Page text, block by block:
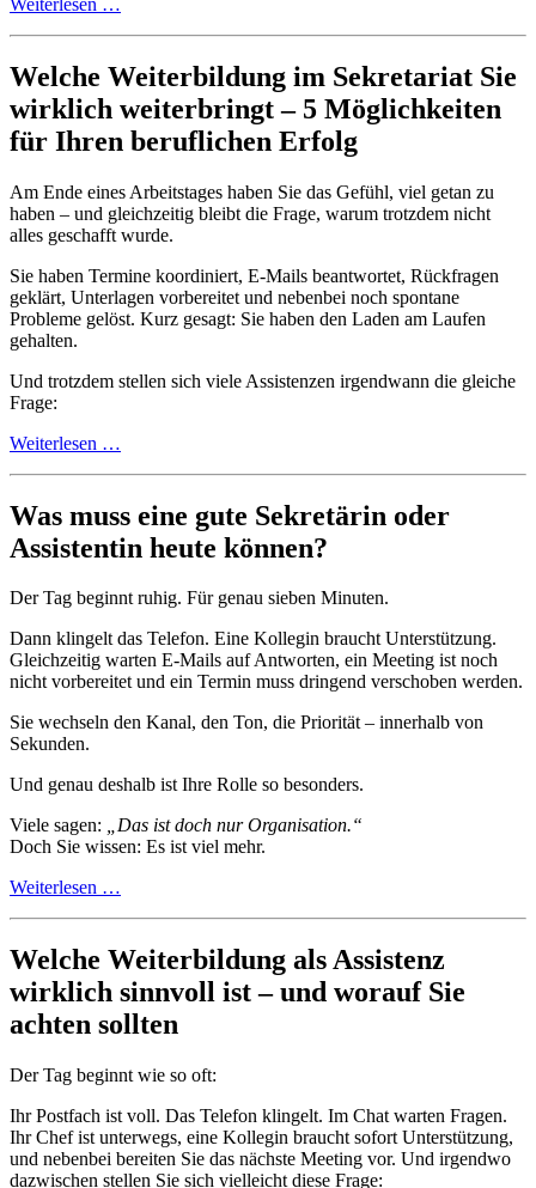
Welche Weiterbildung im Sekretariat Sie
wirklich weiterbringt – 5 Möglichkeiten
für Ihren beruflichen Erfolg
Am Ende eines Arbeitstages haben Sie das Gefühl, viel getan zu
haben – und gleichzeitig bleibt die Frage, warum trotzdem nicht
alles geschafft wurde.
Sie haben Termine koordiniert, E-Mails beantwortet, Rückfragen
geklärt, Unterlagen vorbereitet und nebenbei noch spontane
Probleme gelöst. Kurz gesagt: Sie haben den Laden am Laufen
gehalten.
Und trotzdem stellen sich viele Assistenzen irgendwann die gleiche
Frage:
Weiterlesen …
Was muss eine gute Sekretärin oder
Assistentin heute können?
Der Tag beginnt ruhig. Für genau sieben Minuten.
Dann klingelt das Telefon. Eine Kollegin braucht Unterstützung.
Gleichzeitig warten E-Mails auf Antworten, ein Meeting ist noch
nicht vorbereitet und ein Termin muss dringend verschoben werden.
Sie wechseln den Kanal, den Ton, die Priorität – innerhalb von
Sekunden.
Und genau deshalb ist Ihre Rolle so besonders.
Viele sagen: „Das ist doch nur Organisation.“
Doch Sie wissen: Es ist viel mehr.
Weiterlesen …
Welche Weiterbildung als Assistenz
wirklich sinnvoll ist – und worauf Sie
achten sollten
Der Tag beginnt wie so oft:
Ihr Postfach ist voll. Das Telefon klingelt. Im Chat warten Fragen.
Ihr Chef ist unterwegs, eine Kollegin braucht sofort Unterstützung,
und nebenbei bereiten Sie das nächste Meeting vor. Und irgendwo
dazwischen stellen Sie sich vielleicht diese Frage: